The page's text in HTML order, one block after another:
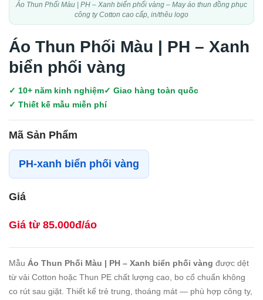
Áo Thun Phối Màu | PH – Xanh biển phối vàng – May áo thun đồng phục
công ty Cotton cao cấp, in/thêu logo
Áo Thun Phối Màu | PH – Xanh
biển phối vàng
✓ 10+ năm kinh nghiệm✓ Giao hàng toàn quốc
✓ Thiết kế mẫu miễn phí
Mã Sản Phẩm
PH-xanh biển phối vàng
Giá
Giá từ 85.000đ/áo
Mẫu Áo Thun Phối Màu | PH – Xanh biển phối vàng được dệt
từ vải Cotton hoặc Thun PE chất lượng cao, bo cổ chuẩn không
co rút sau giặt. Thiết kế trẻ trung, thoáng mát — phù hợp công ty,